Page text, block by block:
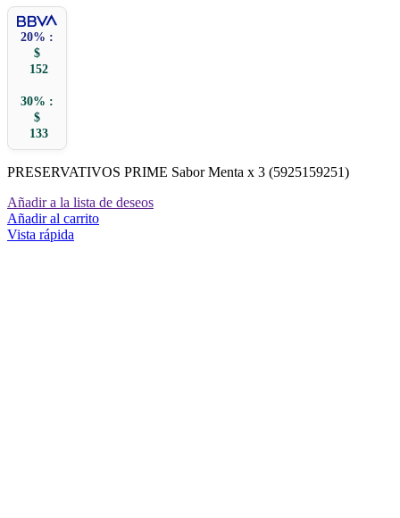
20% :
$
152
30% :
$
133
PRESERVATIVOS PRIME Sabor Menta x 3 (5925159251)
Añadir a la lista de deseos
Añadir al carrito
Vista rápida